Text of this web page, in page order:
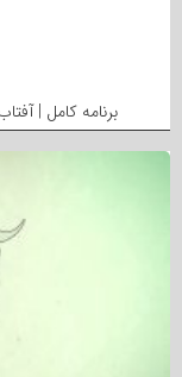
برنامه کامل | آفتاب و سایه ها |